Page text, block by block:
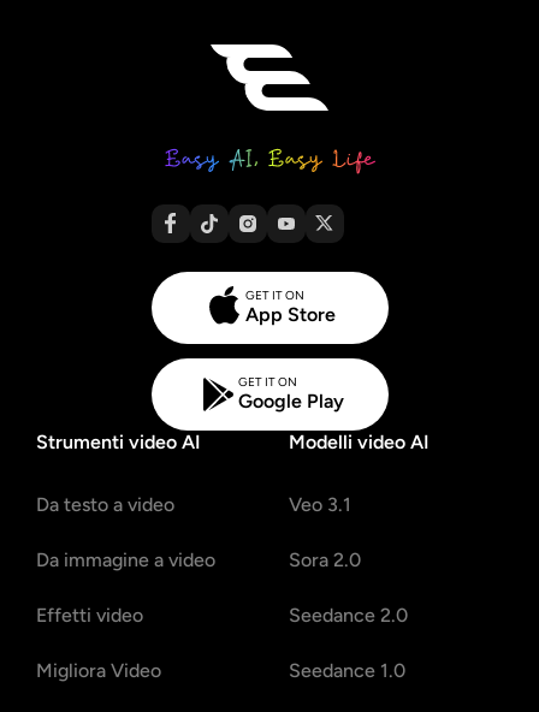
GET IT ON
App Store
GET IT ON
Google Play
Strumenti video AI
Da testo a video
Da immagine a video
Effetti video
Migliora Video
Modelli video AI
Veo 3.1
Sora 2.0
Seedance 2.0
Seedance 1.0